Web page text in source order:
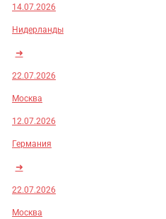
14.07.2026
Нидерланды
➜
22.07.2026
Москва
12.07.2026
Германия
➜
22.07.2026
Москва